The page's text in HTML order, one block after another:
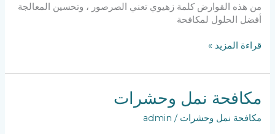
من هذه القوارض كلمة زهيوي تعني الصرصور ، وتحسين المعالجة
أفضل الحلول لمكافحة
مكافحة
الزهيوي
قراءة المزيد »
مكافحة نمل وحشرات
مكافحة نمل وحشرات /
admin